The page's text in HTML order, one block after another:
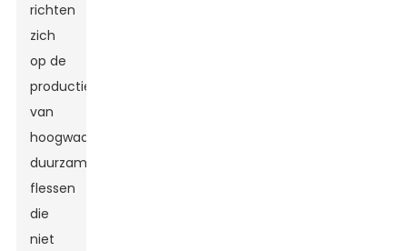
richten
zich
op de
productie
van
hoogwaardige,
duurzame
flessen
die
niet